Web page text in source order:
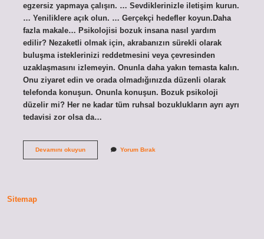
egzersiz yapmaya çalışın. … Sevdiklerinizle iletişim kurun.
… Yeniliklere açık olun. … Gerçekçi hedefler koyun.Daha
fazla makale… Psikolojisi bozuk insana nasıl yardım
edilir? Nezaketli olmak için, akrabanızın sürekli olarak
buluşma isteklerinizi reddetmesini veya çevresinden
uzaklaşmasını izlemeyin. Onunla daha yakın temasta kalın.
Onu ziyaret edin ve orada olmadığınızda düzenli olarak
telefonda konuşun. Onunla konuşun. Bozuk psikoloji
düzelir mi? Her ne kadar tüm ruhsal bozuklukların ayrı ayrı
tedavisi zor olsa da…
Devamını okuyunRuh
Yorum Bırak
Sitemap